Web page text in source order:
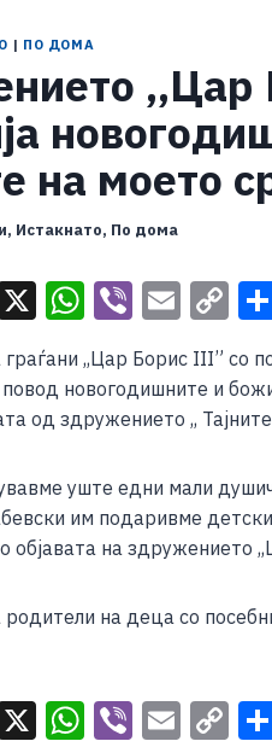
| ПО ДОМА
,,Цар
на моето
, Истакнато, По дома
X W
h
at
s
p
p
Vi
b
er
E
m
ai
l
C
p
y
n
k
,,Цар Борис III” со
новогодишните и
од здружението ,,
уште едни мали
им подаривме
објавата на здружението
на деца со
X W Vi E C